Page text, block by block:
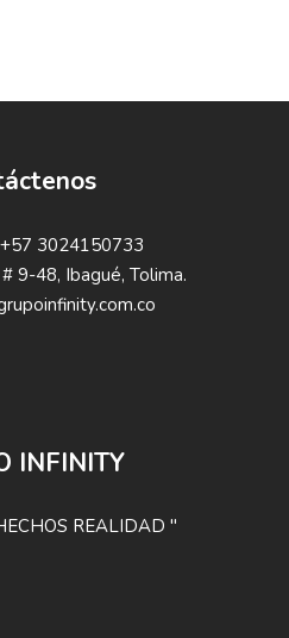
3024150733
9-48, Ibagué, Tolima.
INFINITY
REALIDAD "